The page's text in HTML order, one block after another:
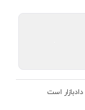
مجموعه بسیار کامل و
با بهره گیری از فناوری
است